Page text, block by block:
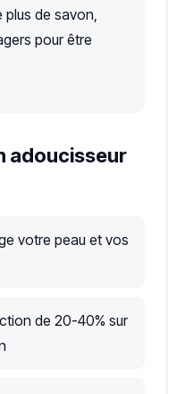
plus de savon,
pour être
adoucisseur
votre peau et vos
de 20-40% sur